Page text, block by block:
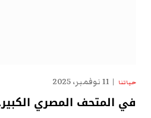
حياتنا 11 نوفمبر، 2025
في المتحف المصري